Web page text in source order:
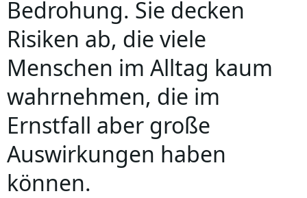
Bedrohung. Sie decken
Risiken ab, die viele
Menschen im Alltag kaum
wahrnehmen, die im
Ernstfall aber große
Auswirkungen haben
können.